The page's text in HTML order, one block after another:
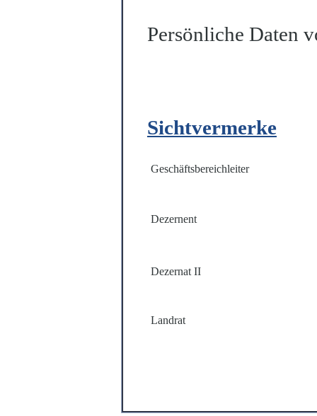
Persönliche Daten
Sichtvermerke
Geschäftsbereichleiter
Dezernent
Dezernat II
Landrat